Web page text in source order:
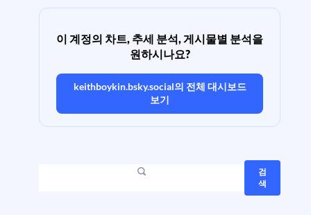
이 계정의 차트, 추세 분석, 게시물별 분석을
원하시나요?
keithboykin.bsky.social의 전체 대시보드
보기
검
색